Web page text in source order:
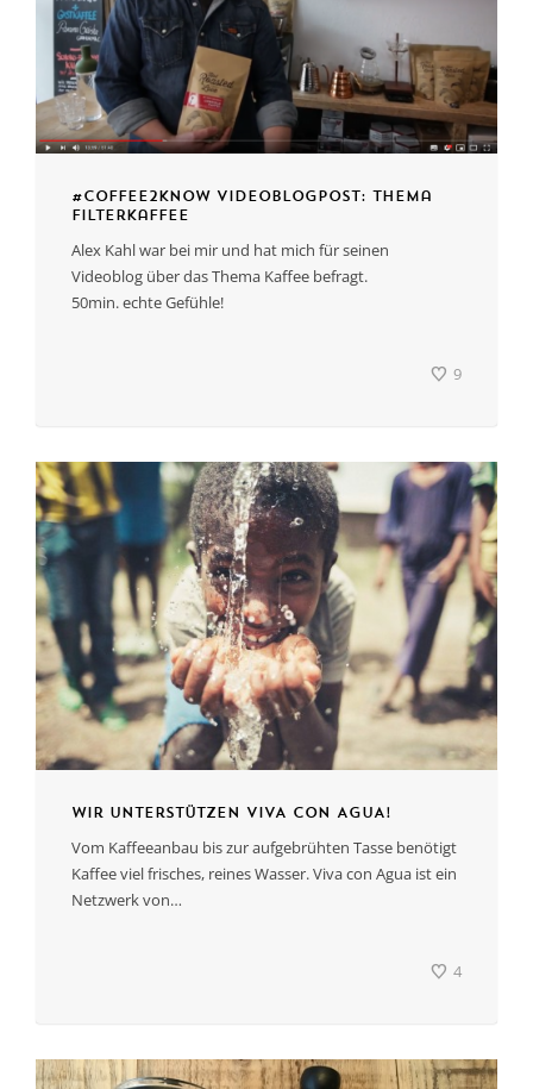
#coffee2know Videoblogpost: Thema
Filterkaffee
Alex Kahl war bei mir und hat mich für seinen
Videoblog über das Thema Kaffee befragt.
50min. echte Gefühle!
9
Wir unterstützen VIVA CON AGUA!
Vom Kaffeeanbau bis zur aufgebrühten Tasse benötigt
Kaffee viel frisches, reines Wasser. Viva con Agua ist ein
Netzwerk von…
4